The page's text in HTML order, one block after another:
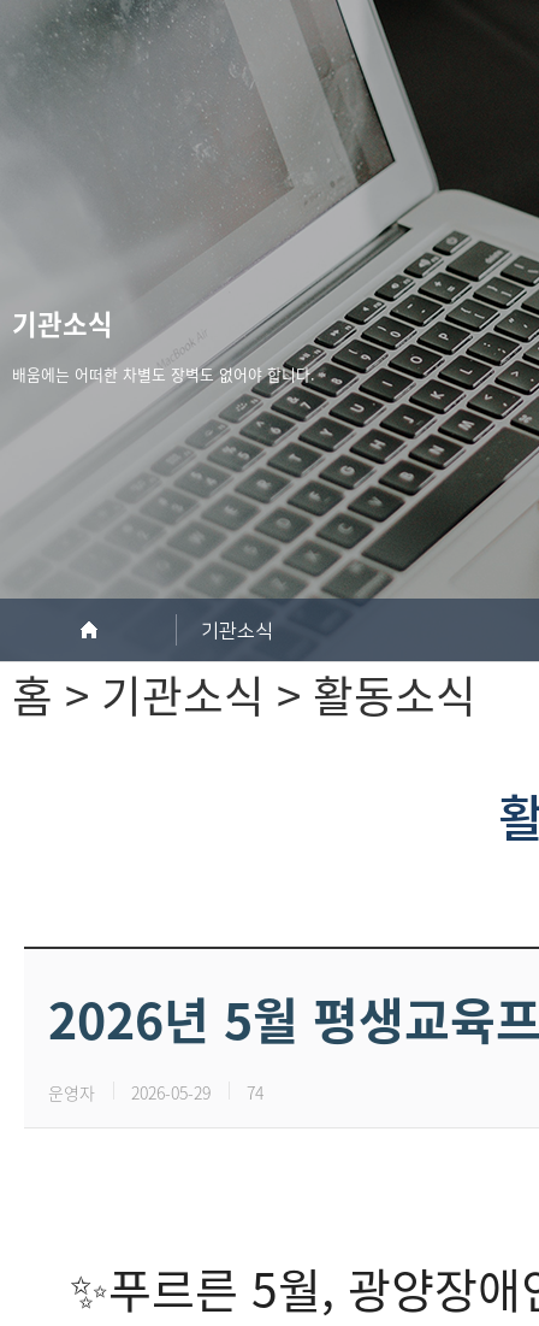
기관소식
배움에는 어떠한 차별도 장벽도 없어야 합니다.
기관소식
홈 > 기관소식 > 활동소식
2026년 5월 평생교육
운영자 2026-05-29 74
✨푸르른 5월, 광양장